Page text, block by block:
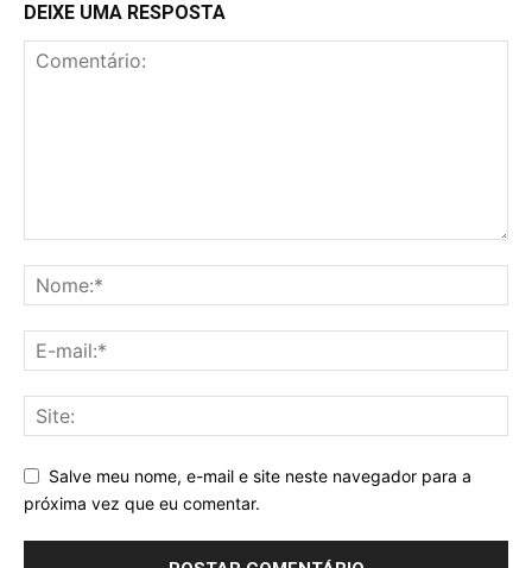
DEIXE UMA RESPOSTA
Salve meu nome, e-mail e site neste navegador para a
próxima vez que eu comentar.